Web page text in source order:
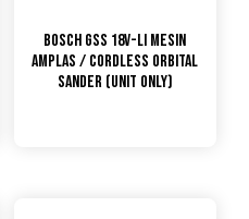
Bosch GSS 18V-LI Mesin
Amplas / Cordless Orbital
Sander (UNIT ONLY)